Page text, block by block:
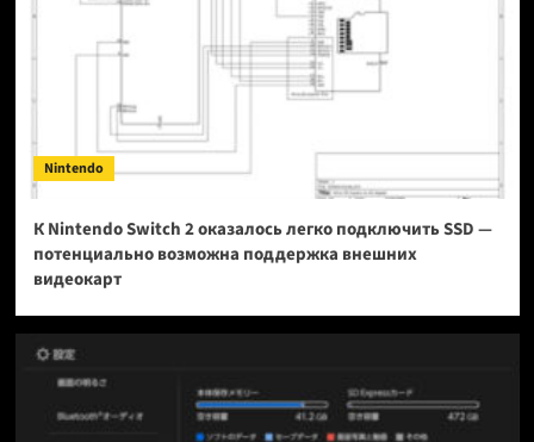
Nintendo
К Nintendo Switch 2 оказалось легко подключить SSD —
потенциально возможна поддержка внешних
видеокарт